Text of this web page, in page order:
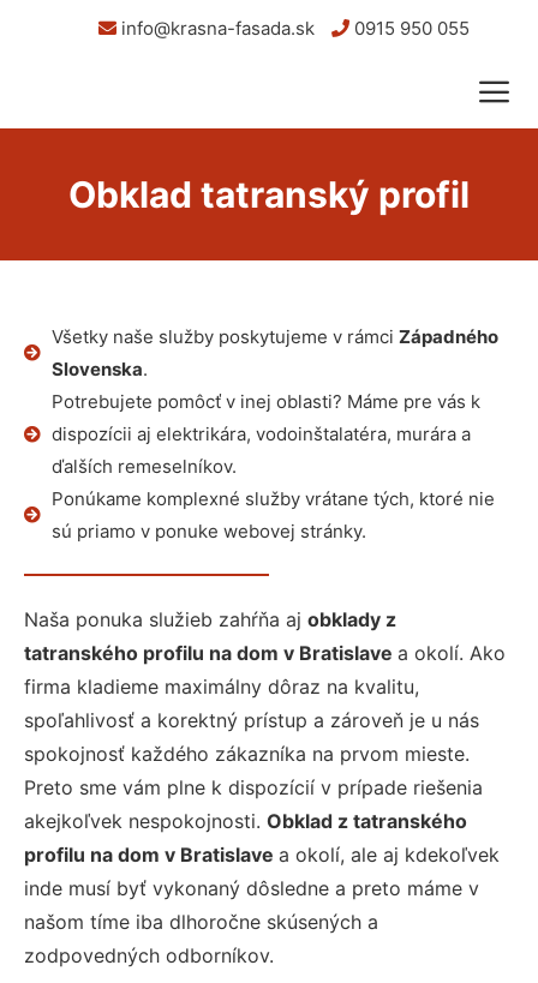
info@krasna-fasada.sk 0915 950 055
Obklad tatranský profil
Všetky naše služby poskytujeme v rámci Západného
Slovenska.
Potrebujete pomôcť v inej oblasti? Máme pre vás k
dispozícii aj elektrikára, vodoinštalatéra, murára a
ďalších remeselníkov.
Ponúkame komplexné služby vrátane tých, ktoré nie
sú priamo v ponuke webovej stránky.
Naša ponuka služieb zahŕňa aj obklady z
tatranského profilu na dom v Bratislave a okolí. Ako
firma kladieme maximálny dôraz na kvalitu,
spoľahlivosť a korektný prístup a zároveň je u nás
spokojnosť každého zákazníka na prvom mieste.
Preto sme vám plne k dispozícií v prípade riešenia
akejkoľvek nespokojnosti. Obklad z tatranského
profilu na dom v Bratislave a okolí, ale aj kdekoľvek
inde musí byť vykonaný dôsledne a preto máme v
našom tíme iba dlhoročne skúsených a
zodpovedných odborníkov.